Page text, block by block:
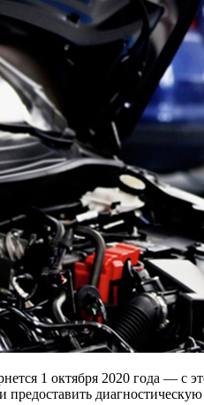
1 октября 2020 года — с
предоставить